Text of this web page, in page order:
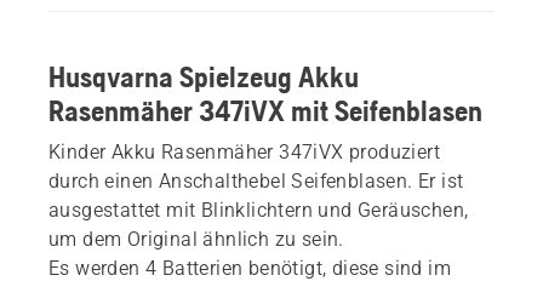
Husqvarna Spielzeug Akku
Rasenmäher 347iVX mit Seifenblasen
Kinder Akku Rasenmäher 347iVX produziert
durch einen Anschalthebel Seifenblasen. Er ist
ausgestattet mit Blinklichtern und Geräuschen,
um dem Original ähnlich zu sein.
Es werden 4 Batterien benötigt, diese sind im